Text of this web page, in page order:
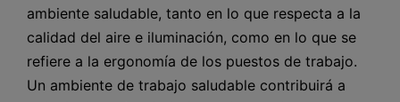
ambiente saludable, tanto en lo que respecta a la
calidad del aire e iluminación, como en lo que se
refiere a la ergonomía de los puestos de trabajo.
Un ambiente de trabajo saludable contribuirá a